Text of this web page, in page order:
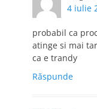
4 iulie
probabil ca
atinge si mai
ca e trandy
Răspunde